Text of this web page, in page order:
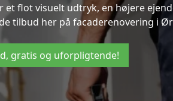
flot visuelt udtryk, en højere
tilbud her på facaderenovering i
gratis og uforpligtende!